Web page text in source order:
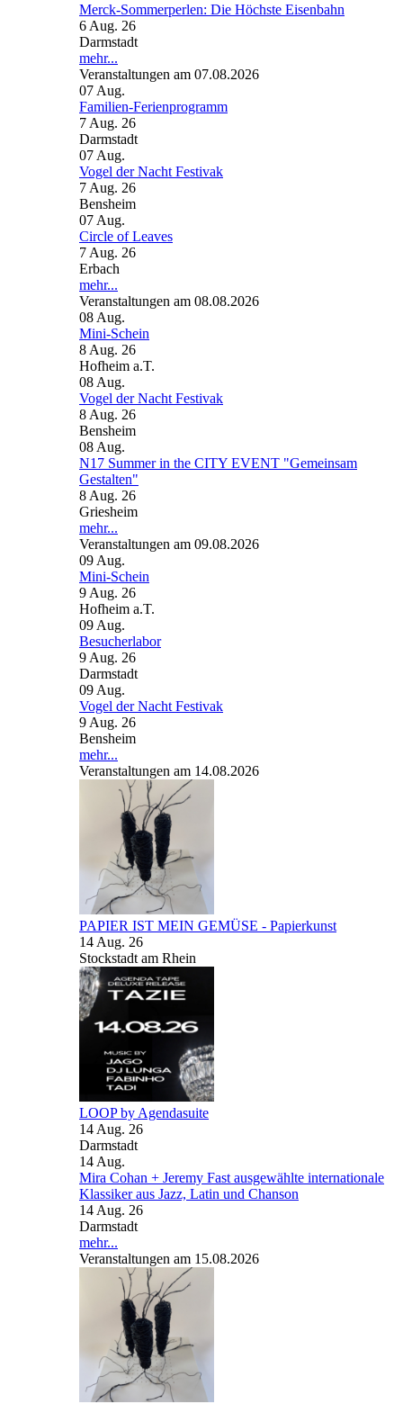
Merck-Sommerperlen: Die Höchste Eisenbahn
6 Aug. 26
Darmstadt
mehr...
Veranstaltungen am 07.08.2026
07 Aug.
Familien-Ferienprogramm
7 Aug. 26
Darmstadt
07 Aug.
Vogel der Nacht Festivak
7 Aug. 26
Bensheim
07 Aug.
Circle of Leaves
7 Aug. 26
Erbach
mehr...
Veranstaltungen am 08.08.2026
08 Aug.
Mini-Schein
8 Aug. 26
Hofheim a.T.
08 Aug.
Vogel der Nacht Festivak
8 Aug. 26
Bensheim
08 Aug.
N17 Summer in the CITY EVENT "Gemeinsam
Gestalten"
8 Aug. 26
Griesheim
mehr...
Veranstaltungen am 09.08.2026
09 Aug.
Mini-Schein
9 Aug. 26
Hofheim a.T.
09 Aug.
Besucherlabor
9 Aug. 26
Darmstadt
09 Aug.
Vogel der Nacht Festivak
9 Aug. 26
Bensheim
mehr...
Veranstaltungen am 14.08.2026
PAPIER IST MEIN GEMÜSE - Papierkunst
14 Aug. 26
Stockstadt am Rhein
LOOP by Agendasuite
14 Aug. 26
Darmstadt
14 Aug.
Mira Cohan + Jeremy Fast ausgewählte internationale
Klassiker aus Jazz, Latin und Chanson
14 Aug. 26
Darmstadt
mehr...
Veranstaltungen am 15.08.2026